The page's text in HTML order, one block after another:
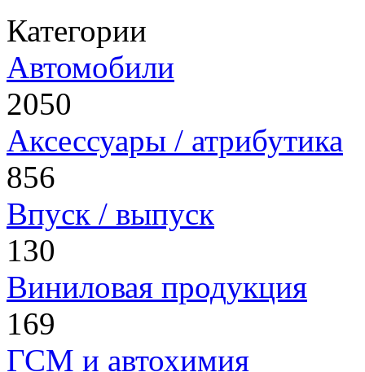
Категории
Автомобили
2050
Аксессуары / атрибутика
856
Впуск / выпуск
130
Виниловая продукция
169
ГСМ и автохимия